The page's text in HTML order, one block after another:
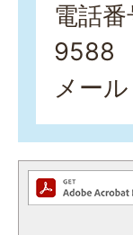
電話
9588
メー